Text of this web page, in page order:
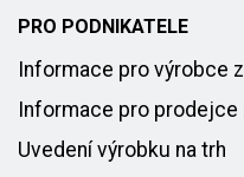
PRO PODNIKATELE
Informace pro výrobce
Informace pro
Uvedení výrobku na trh